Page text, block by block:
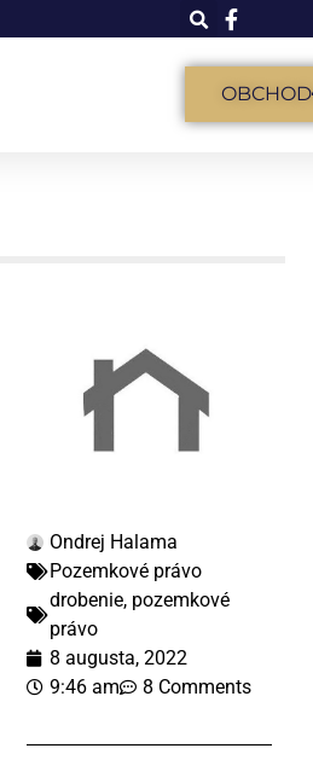
OBCHOD
Ondrej Halama
Pozemkové právo
drobenie, pozemkové
právo
8 augusta, 2022
9:46 am
8 Comments